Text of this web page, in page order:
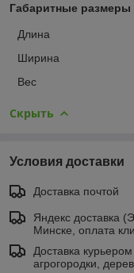
Габаритные размеры
Длина
Ширина
Вес
Скрыть
Условия доставки
Доставка почтой
Яндекс доставка
Минске, оплата
Доставка
агрогородки,